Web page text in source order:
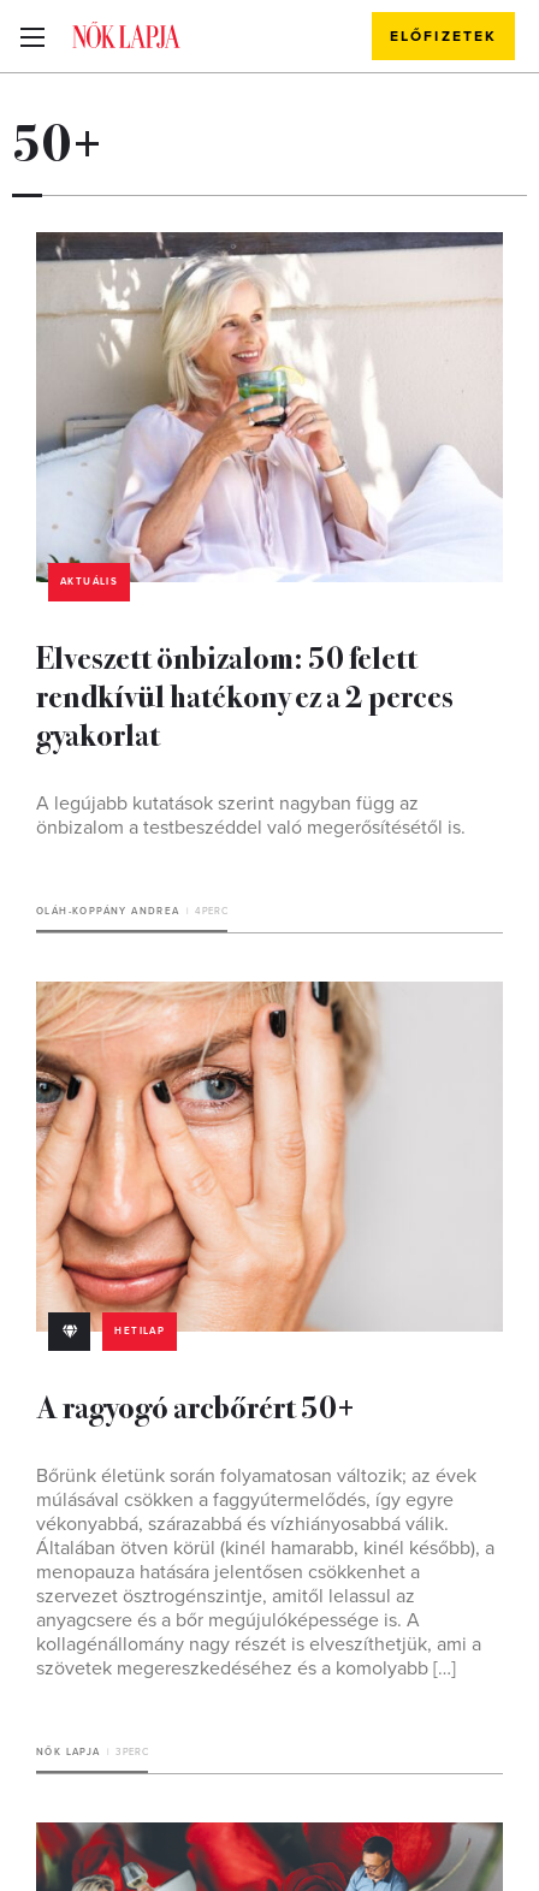
ELŐFIZETEK
50+
AKTUÁLIS
Elveszett önbizalom: 50 felett
rendkívül hatékony ez a 2 perces
gyakorlat
A legújabb kutatások szerint nagyban függ az
önbizalom a testbeszéddel való megerősítésétől is.
OLÁH-KOPPÁNY ANDREA 4 PERC
HETILAP
A ragyogó arcbőrért 50+
Bőrünk életünk során folyamatosan változik; az évek
múlásával csökken a faggyútermelődés, így egyre
vékonyabbá, szárazabbá és vízhiányosabbá válik.
Általában ötven körül (kinél hamarabb, kinél később), a
menopauza hatására jelentősen csökkenhet a
szervezet ösztrogénszintje, amitől lelassul az
anyagcsere és a bőr megújulóképessége is. A
kollagénállomány nagy részét is elveszíthetjük, ami a
szövetek megereszkedéséhez és a komolyabb […]
NŐK LAPJA 3 PERC